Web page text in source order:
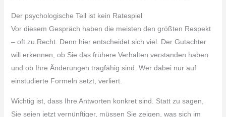
Der psychologische Teil ist kein Ratespiel
Vor diesem Gespräch haben die meisten den größten Respekt
– oft zu Recht. Denn hier entscheidet sich viel. Der Gutachter
will erkennen, ob Sie das frühere Verhalten verstanden haben
und ob Ihre Änderungen tragfähig sind. Wer dabei nur auf
einstudierte Formeln setzt, verliert.
Wichtig ist, dass Ihre Antworten konkret sind. Statt zu sagen,
Sie seien jetzt vernünftiger, müssen Sie zeigen, was sich im